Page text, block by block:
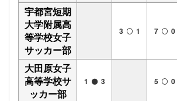
宇都宮短期
大学附属高
等学校女子
サッカー部
3 1 7 0
大田原女子
高等学校サ
ッカー部
1 3 5 0